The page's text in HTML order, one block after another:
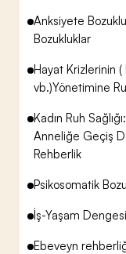
Anksiyete
Bozukluklar
Hayat Krizlerinin (
vb.)Yönetimine
Kadın Ruh
Anneliğe Geçiş
Rehberlik
Psikosomatik
İş-Yaşam
Ebeveyn